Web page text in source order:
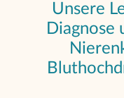
Unsere
Diagnose